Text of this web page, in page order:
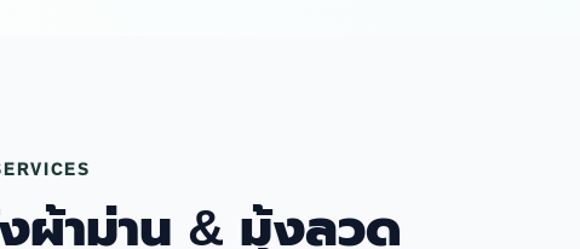
ผ้าม่าน & มุ้งลวด